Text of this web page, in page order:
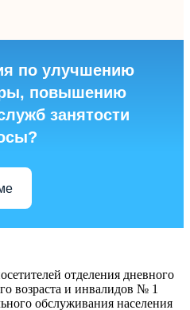
по улучшению
повышению
занятости
отделения дневного
возраста и инвалидов № 1
обслуживания населения